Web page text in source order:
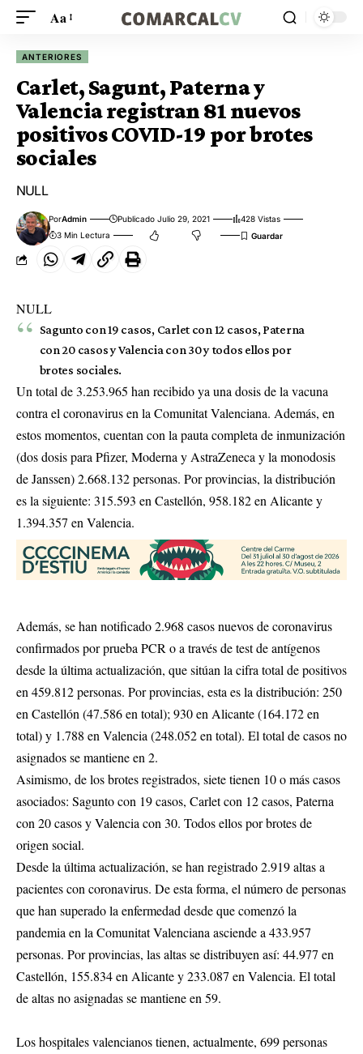
Aa
ANTERIORES
Carlet, Sagunt, Paterna y
Valencia registran 81 nuevos
positivos COVID-19 por brotes
sociales
NULL
PorAdmin Publicado Julio 29, 2021
428 Vistas
3 Min Lectura
NULL
Sagunto con 19 casos, Carlet con 12 casos, Paterna
con 20 casos y Valencia con 30 y todos ellos por
brotes sociales.
Un total de 3.253.965 han recibido ya una dosis de la vacuna
contra el coronavirus en la Comunitat Valenciana. Además, en
estos momentos, cuentan con la pauta completa de inmunización
(dos dosis para Pfizer, Moderna y AstraZeneca y la monodosis
de Janssen) 2.668.132 personas. Por provincias, la distribución
es la siguiente: 315.593 en Castellón, 958.182 en Alicante y
1.394.357 en Valencia.
Además, se han notificado 2.968 casos nuevos de coronavirus
confirmados por prueba PCR o a través de test de antígenos
desde la última actualización, que sitúan la cifra total de positivos
en 459.812 personas. Por provincias, esta es la distribución: 250
en Castellón (47.586 en total); 930 en Alicante (164.172 en
total) y 1.788 en Valencia (248.052 en total). El total de casos no
asignados se mantiene en 2.
Asimismo, de los brotes registrados, siete tienen 10 o más casos
asociados: Sagunto con 19 casos, Carlet con 12 casos, Paterna
con 20 casos y Valencia con 30. Todos ellos por brotes de
origen social.
Desde la última actualización, se han registrado 2.919 altas a
pacientes con coronavirus. De esta forma, el número de personas
que han superado la enfermedad desde que comenzó la
pandemia en la Comunitat Valenciana asciende a 433.957
personas. Por provincias, las altas se distribuyen así: 44.977 en
Castellón, 155.834 en Alicante y 233.087 en Valencia. El total
de altas no asignadas se mantiene en 59.
Los hospitales valencianos tienen, actualmente, 699 personas